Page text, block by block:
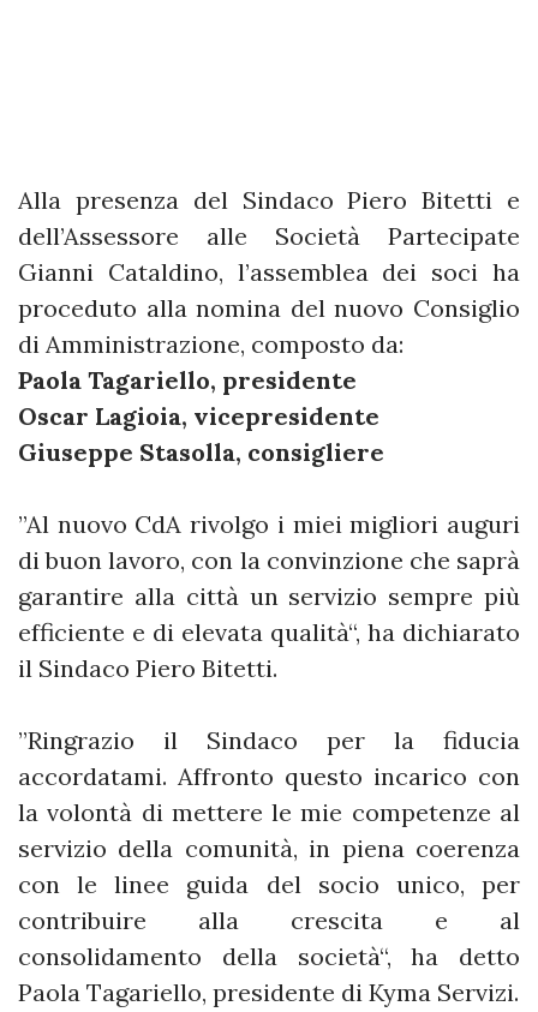
Alla presenza del Sindaco Piero Bitetti e
dell’Assessore alle Società Partecipate
Gianni Cataldino, l’assemblea dei soci ha
proceduto alla nomina del nuovo Consiglio
di Amministrazione, composto da:
Paola Tagariello, presidente
Oscar Lagioia, vicepresidente
Giuseppe Stasolla, consigliere
”Al nuovo CdA rivolgo i miei migliori auguri
di buon lavoro, con la convinzione che saprà
garantire alla città un servizio sempre più
efficiente e di elevata qualità“, ha dichiarato
il Sindaco Piero Bitetti.
”Ringrazio il Sindaco per la fiducia
accordatami. Affronto questo incarico con
la volontà di mettere le mie competenze al
servizio della comunità, in piena coerenza
con le linee guida del socio unico, per
contribuire alla crescita e al
consolidamento della società“, ha detto
Paola Tagariello, presidente di Kyma Servizi.